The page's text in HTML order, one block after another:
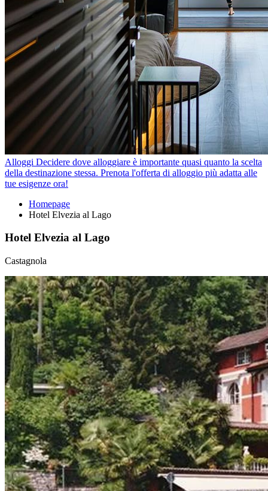
Alloggi Decidere dove alloggiare è importante quasi quanto la scelta
della destinazione stessa. Prenota l'offerta di alloggio più adatta alle
tue esigenze ora!
Homepage
Hotel Elvezia al Lago
Hotel Elvezia al Lago
Castagnola